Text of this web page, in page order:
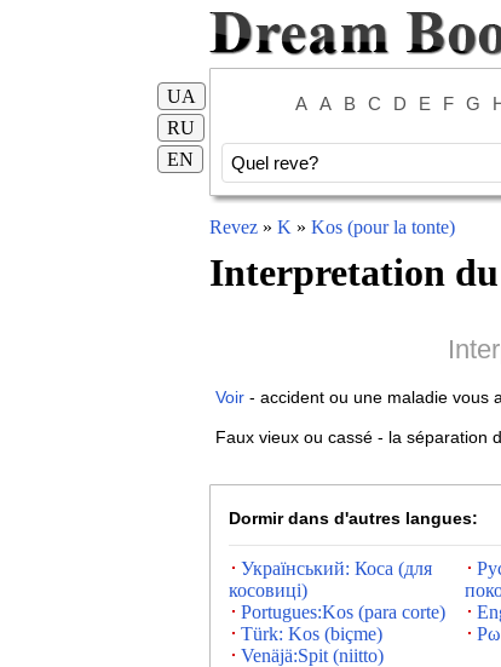
A A B C D E F G
UA
RU
EN
Revez» K » Kos (pour la tonte)
Interpretation
Voir- accident ou une maladie vous
Faux vieux ou cassé - la séparation
Dormir dans d'autres langues:
Український: Коса (для
косовиці)
Portugues:Kos (para corte)
Türk: Kos (biçme)
Venäjä:Spit (niitto)